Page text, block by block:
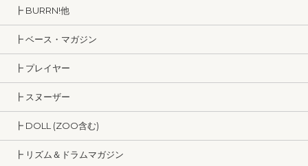
┣ BURRN!他
┣ ベース・マガジン
┣ プレイヤー
┣ スヌーザー
┣ DOLL (ZOO含む)
┣ リズム＆ドラムマガジン